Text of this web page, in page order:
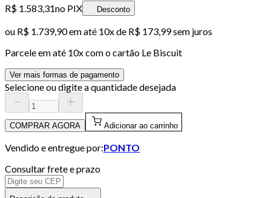
R$ 1.583,31no PIX Desconto
ou R$ 1.739,90em até 10x de R$ 173,99 sem juros
Parcele em até 10x com o cartão Le Biscuit
Ver mais formas de pagamento
Selecione ou digite a quantidade desejada
COMPRAR AGORA Adicionar ao carrinho
Vendido e entregue por:PONTO
Consultar frete e prazo